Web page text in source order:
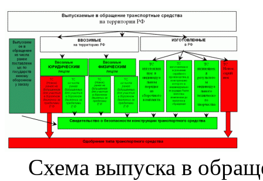
Схема выпуска в